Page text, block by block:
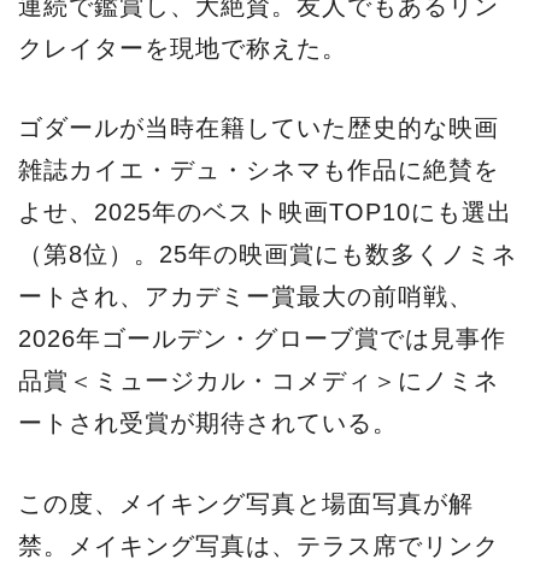
連続で鑑賞し、大絶賛。友人でもあるリン
クレイターを現地で称えた。
ゴダールが当時在籍していた歴史的な映画
雑誌カイエ・デュ・シネマも作品に絶賛を
よせ、2025年のベスト映画TOP10にも選出
（第8位）。25年の映画賞にも数多くノミネ
ートされ、アカデミー賞最大の前哨戦、
2026年ゴールデン・グローブ賞では見事作
品賞＜ミュージカル・コメディ＞にノミネ
ートされ受賞が期待されている。
この度、メイキング写真と場面写真が解
禁。メイキング写真は、テラス席でリンク